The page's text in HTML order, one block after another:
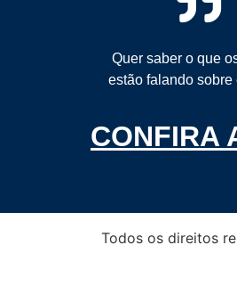
Quer saber o que
estão falando sobre
CONFIRA
Todos os direitos